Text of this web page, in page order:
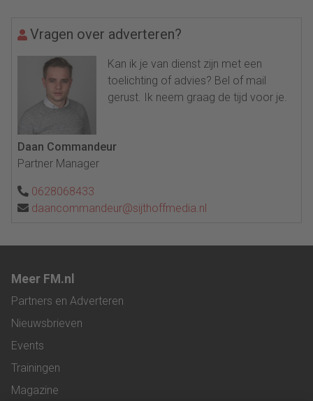
Vragen over adverteren?
Kan ik je van dienst zijn met een
toelichting of advies? Bel of mail
gerust. Ik neem graag de tijd voor je.
Daan Commandeur
Partner Manager
0628068433
daancommandeur@sijthoffmedia.nl
Meer FM.nl
Partners en Adverteren
Nieuwsbrieven
Events
Trainingen
Magazine